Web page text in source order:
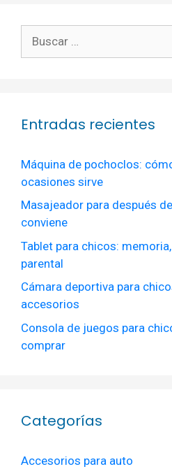
Entradas recientes
Máquina de pochoclos:
ocasiones sirve
Masajeador para después
conviene
Tablet para chicos:
parental
Cámara deportiva para
accesorios
Consola de juegos para
comprar
Categorías
Accesorios para auto